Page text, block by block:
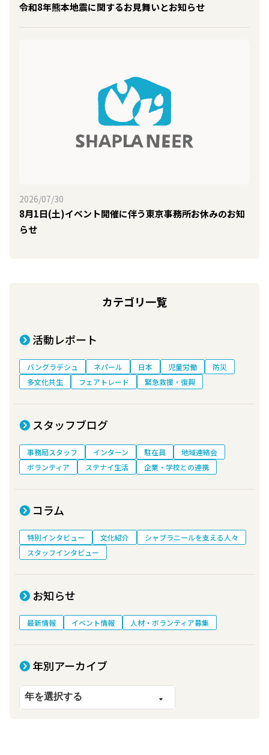
令和8年熊本地震に関するお見舞いとお知らせ
2026/07/30
8月1日(土)イベント開催に伴う東京事務所お休みのお知
らせ
カテゴリ一覧
活動レポート
バングラデシュ ネパール 日本 児童労働
防災
多文化共生
フェアトレード 緊急救援・復興
スタッフブログ
事務局スタッフ インターン 駐在員
地域連絡会
ボランティア
ステナイ生活 企業・学校との連携
コラム
特別インタビュー 文化紹介
シャプラニールを支える人々
スタッフインタビュー
お知らせ
最新情報 イベント情報 人材・ボランティア募集
年別アーカイブ